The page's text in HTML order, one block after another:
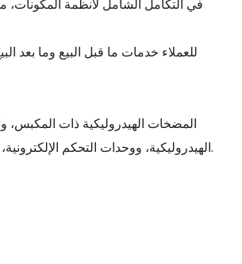
الهيدروليكية، ووحدات التحكم الإلكترونية، وتروس التوجيه، ومجموعات الإصلاح، ومحولات التردد، وأجهزة الإرسال.